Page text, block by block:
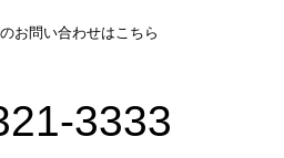
お問い合わせはこちら
3333